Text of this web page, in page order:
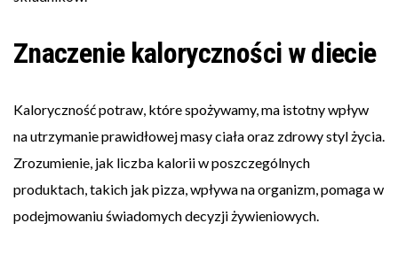
Znaczenie kaloryczności w diecie
Kaloryczność potraw, które spożywamy, ma istotny wpływ
na utrzymanie prawidłowej masy ciała oraz zdrowy styl życia.
Zrozumienie, jak liczba kalorii w poszczególnych
produktach, takich jak pizza, wpływa na organizm, pomaga w
podejmowaniu świadomych decyzji żywieniowych.